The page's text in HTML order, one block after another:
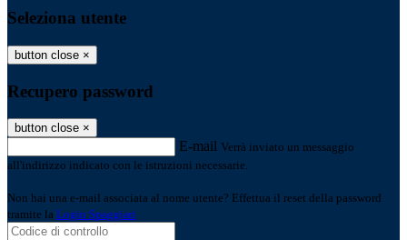
Seleziona utente
button close ×
Recupero password
button close ×
E-mail Verrà inviato un messaggio
all'indirizzo indicato con le istruzioni necessarie.
Non hai una e-mail associata al nome utente? Effettua il reset della password
tramite la Login Spaggiari